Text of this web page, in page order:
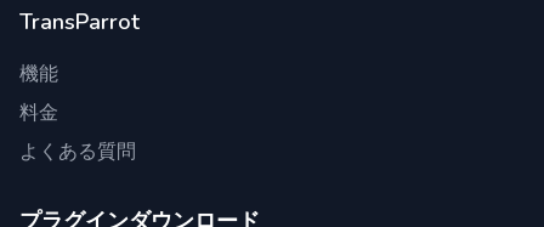
TransParrot
機能
料金
よくある質問
プラグインダウンロード